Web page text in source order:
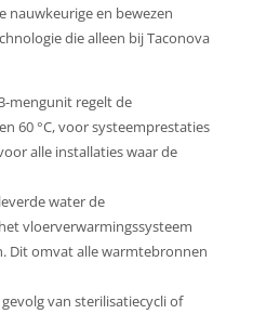
nauwkeurige en bewezen
die alleen bij Taconova
mengunit regelt de
60 °C, voor systeemprestaties
alle installaties waar de
water de
vloerverwarmingssysteem
Dit omvat alle warmtebronnen
van sterilisatiecycli of